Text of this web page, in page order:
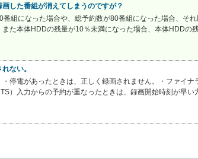
した番組が消えてしまうのですが？
組になった場合や、総予約数が80番組になった場合、そ
た本体HDDの残量が10％未満になった場合、本体HDDの
ない。
停電があったときは、正しく録画されません。・ファイ
）入力からの予約が重なったときは、録画開始時刻が早